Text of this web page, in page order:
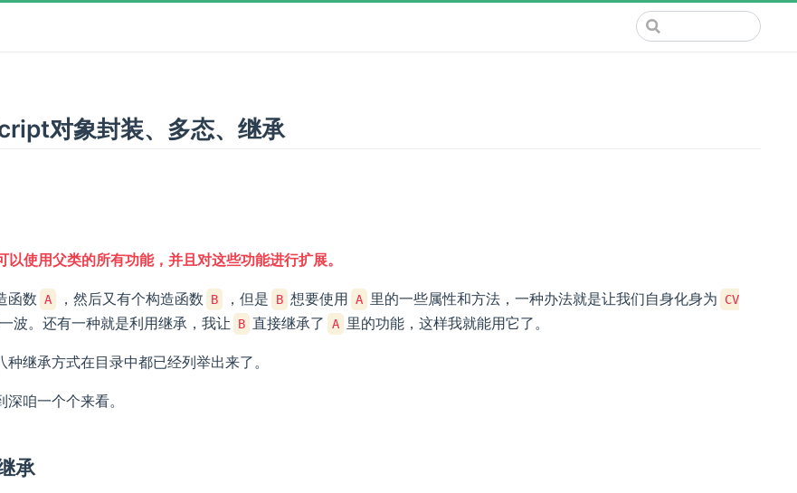
对象封装、多态、继承
以使用父类的所有功能，并且对这些功能进行扩展。
函数 A ，然后又有个构造函数 B ，但是 B 想要使用 A 里的一些属性和方法，一种办法就是让我们自身化身为
CV
波。还有一种就是利用继承，我让 B 直接继承了 A 里的功能，这样我就能用它了。
种继承方式在目录中都已经列举出来了。
咱一个个来看。
承